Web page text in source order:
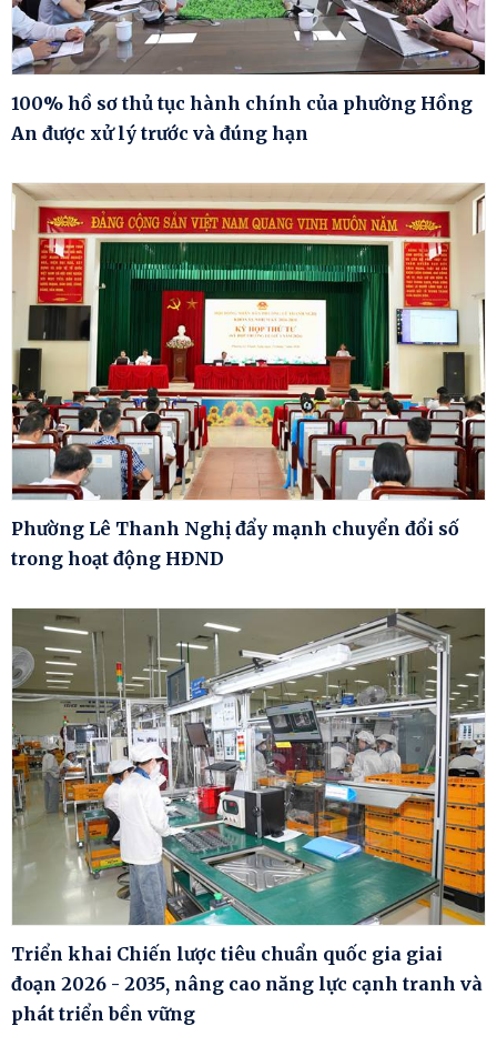
100% hồ sơ thủ tục hành chính của phường Hồng
An được xử lý trước và đúng hạn
Phường Lê Thanh Nghị đẩy mạnh chuyển đổi số
trong hoạt động HĐND
Triển khai Chiến lược tiêu chuẩn quốc gia giai
đoạn 2026 - 2035, nâng cao năng lực cạnh tranh và
phát triển bền vững